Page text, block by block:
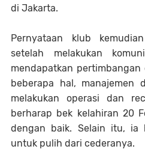
di Jakarta.
Pernyataan klub
setelah melakukan
mendapatkan
beberapa hal, manajemen
melakukan operasi dan
berharap bek kelahiran 20
dengan baik. Selain itu, ia
untuk pulih dari cederanya.